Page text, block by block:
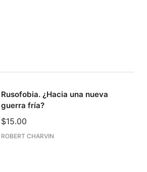
Rusofobia. ¿Hacia una nueva
guerra fría?
$15.00
ROBERT CHARVIN